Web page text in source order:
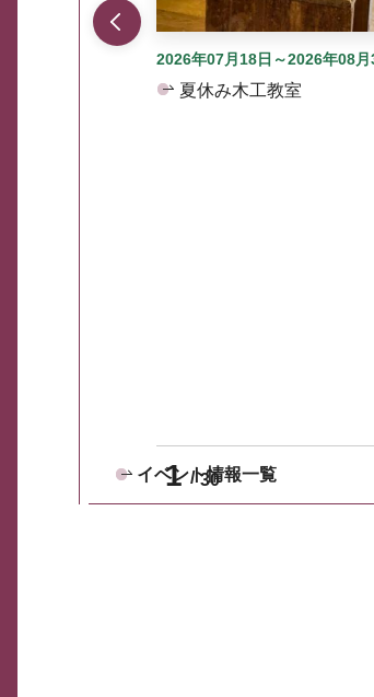
1 30
2026年07月18日～2026年08月
夏休み木工教室
イベント情報一覧